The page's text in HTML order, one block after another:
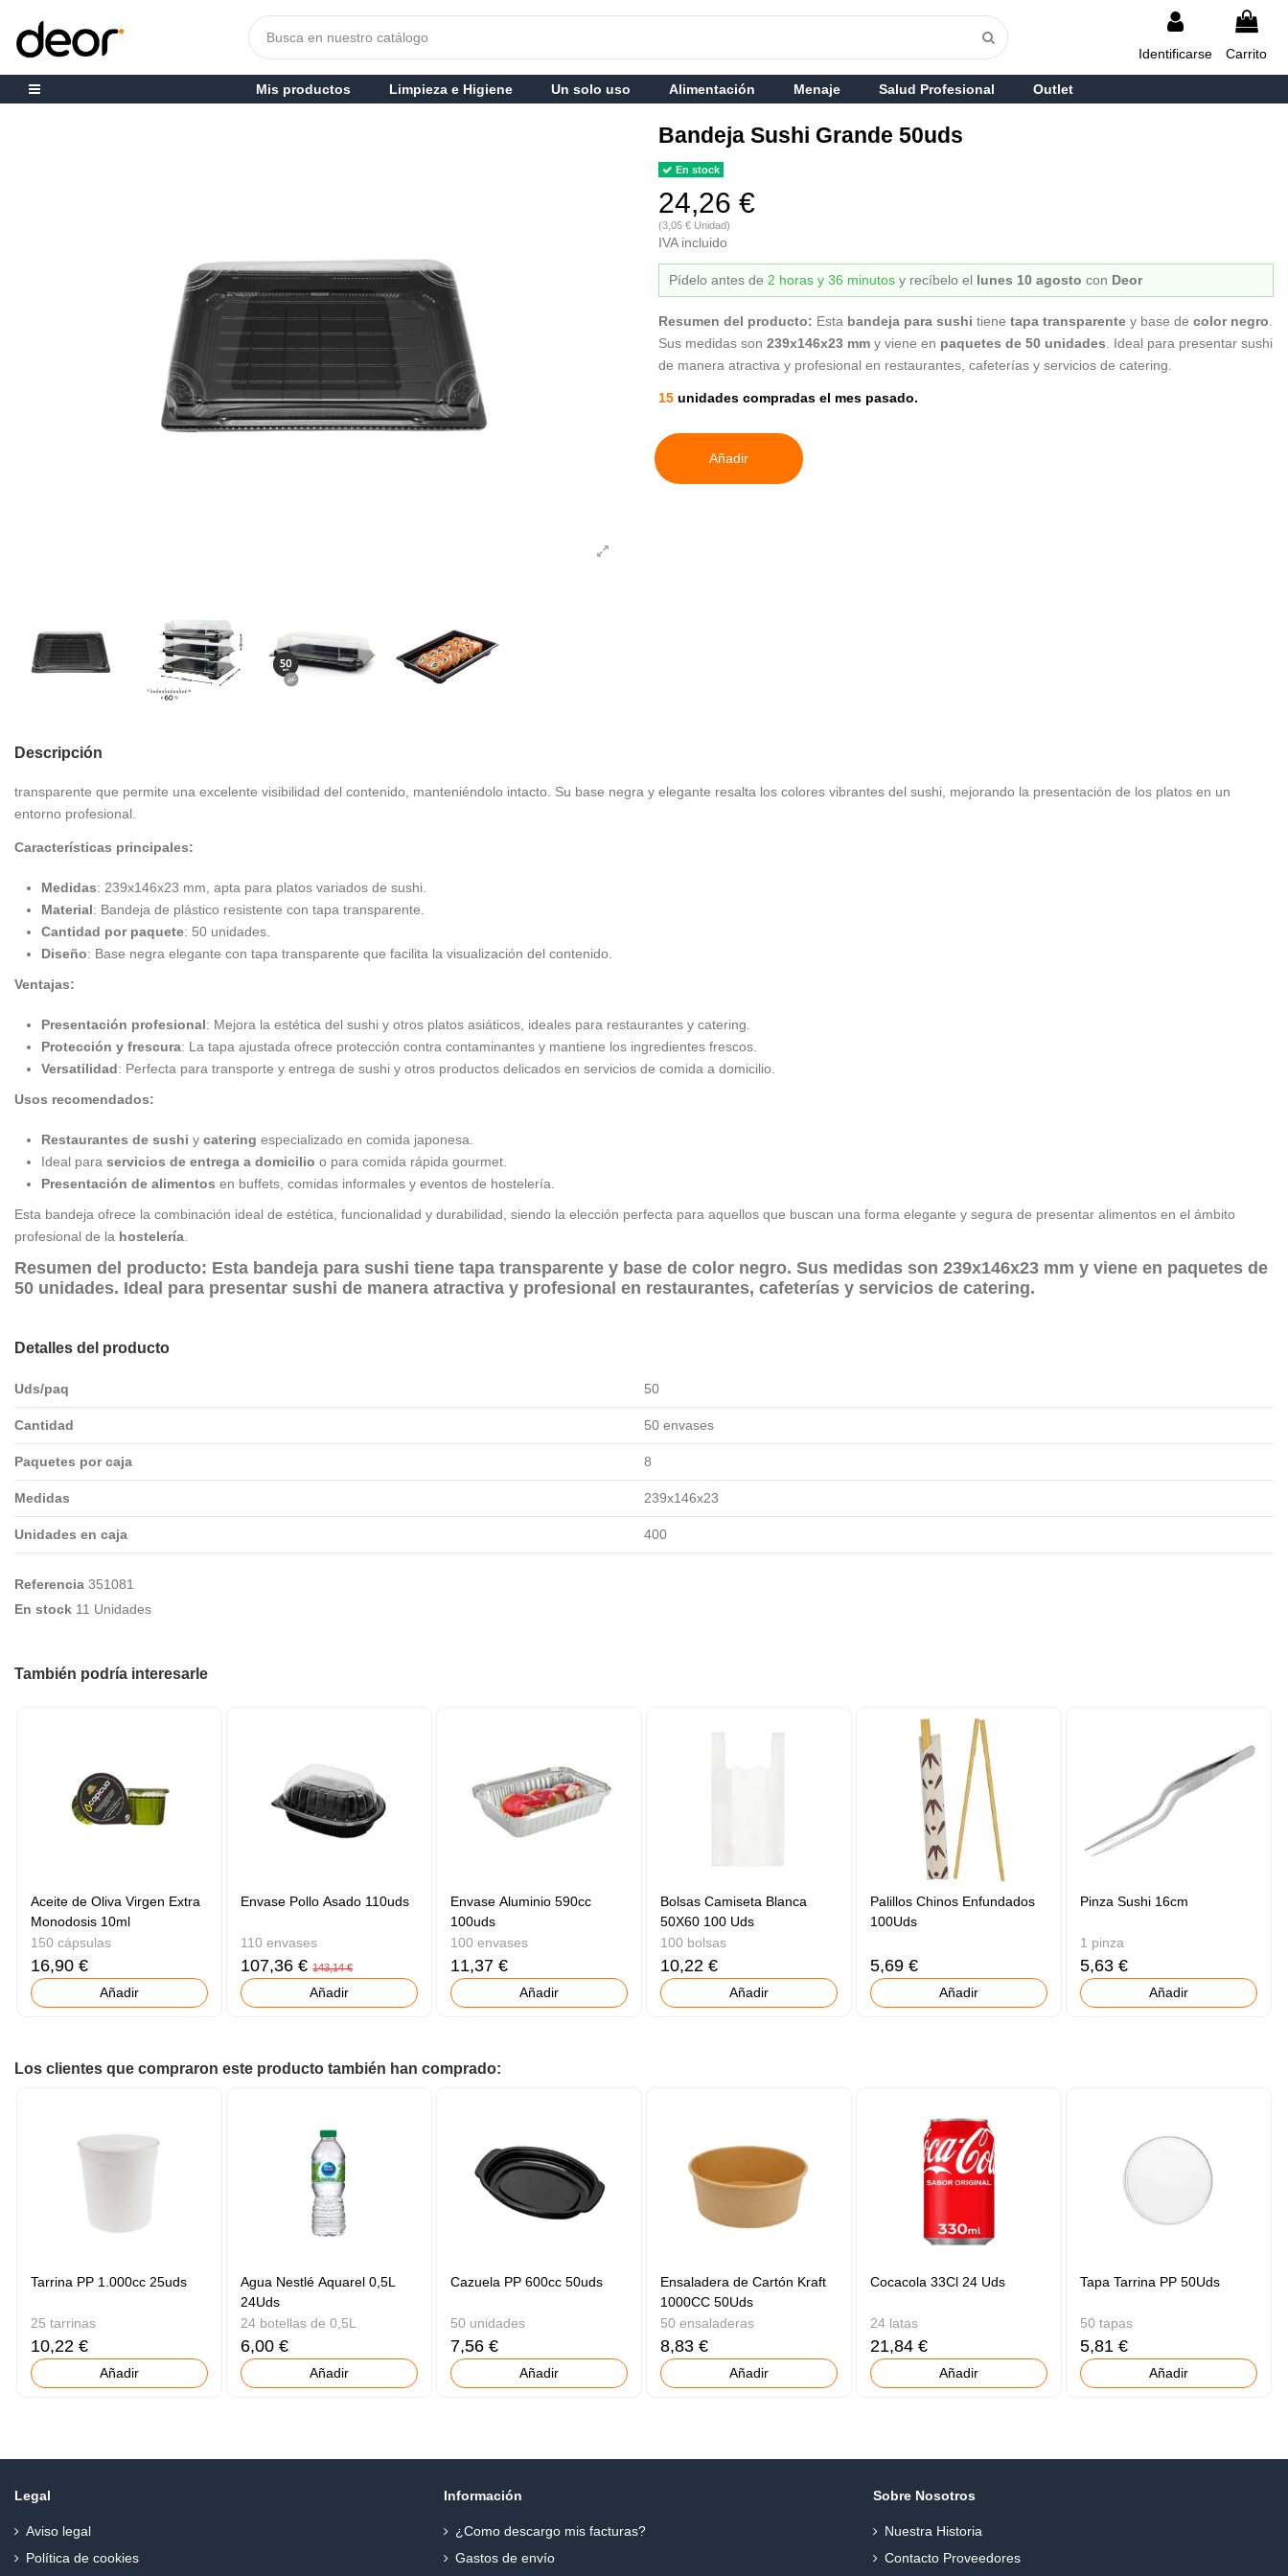
Identificarse Carrito
Mis productos Limpieza e Higiene Un solo uso Alimentación Menaje Salud Profesional Outlet
Bandeja Sushi Grande 50uds
En stock
24,26 €
(3,05 € Unidad)
IVA incluido
Pídelo antes de 2 horas y 36 minutos y recíbelo el lunes 10 agosto con Deor
Resumen del producto: Esta bandeja para sushi tiene tapa transparente y base de color negro
Sus medidas son 239x146x23 mm y viene en paquetes de 50 unidades . Ideal para presentar sushi
de manera atractiva y profesional en restaurantes, cafeterías y servicios de catering.
15 unidades compradas el mes pasado.
Añadir
Descripción
transparente que permite una excelente visibilidad del contenido, manteniéndolo intacto. Su base negra y elegante resalta los colores vibrantes del sushi, mejorando la presentación de los platos en un
entorno profesional.
Características principales:
Medidas: 239x146x23 mm, apta para platos variados de sushi.
Material: Bandeja de plástico resistente con tapa transparente.
Cantidad por paquete: 50 unidades.
Diseño: Base negra elegante con tapa transparente que facilita la visualización del contenido.
Ventajas:
Presentación profesional: Mejora la estética del sushi y otros platos asiáticos, ideales para restaurantes y catering.
Protección y frescura: La tapa ajustada ofrece protección contra contaminantes y mantiene los ingredientes frescos.
Versatilidad: Perfecta para transporte y entrega de sushi y otros productos delicados en servicios de comida a domicilio.
Usos recomendados:
Restaurantes de sushi y catering especializado en comida japonesa.
Ideal para servicios de entrega a domicilio o para comida rápida gourmet.
Presentación de alimentos en buffets, comidas informales y eventos de hostelería.
Esta bandeja ofrece la combinación ideal de estética, funcionalidad y durabilidad, siendo la elección perfecta para aquellos que buscan una forma elegante y segura de presentar alimentos en el ámbito
profesional de la hostelería
Resumen del producto: Esta bandeja para sushi tiene tapa transparente y base de color negro. Sus medidas son 239x146x23 mm y viene en paquetes de
50 unidades. Ideal para presentar sushi de manera atractiva y profesional en restaurantes, cafeterías y servicios de catering.
Detalles del producto
Uds/paq 50
Cantidad 50 envases
Paquetes por caja 8
Medidas 239x146x23
Unidades en caja 400
Referencia 351081
En stock 11 Unidades
También podría interesarle
Aceite de Oliva Virgen Extra
Monodosis 10ml
150 cápsulas
16,90 €
Añadir
Envase Pollo Asado 110uds
110 envases
107,36 €143,14 €
Añadir
Envase Aluminio 590cc
100uds
100 envases
11,37 €
Añadir
Bolsas Camiseta Blanca
50X60 100 Uds
100 bolsas
10,22 €
Añadir
Palillos Chinos Enfundados
100Uds
5,69 €
Añadir
Pinza Sushi 16cm
1 pinza
5,63 €
Añadir
Los clientes que compraron este producto también han comprado:
Tarrina PP 1.000cc 25uds
25 tarrinas
10,22 €
Añadir
Agua Nestlé Aquarel 0,5L
24Uds
24 botellas de 0,5L
6,00 €
Añadir
Cazuela PP 600cc 50uds
50 unidades
7,56 €
Añadir
Ensaladera de Cartón Kraft
1000CC 50Uds
50 ensaladeras
8,83 €
Añadir
Cocacola 33Cl 24 Uds
24 latas
21,84 €
Añadir
Tapa Tarrina PP 50Uds
50 tapas
5,81 €
Añadir
Legal
Aviso legal
Política de cookies
Información
¿Como descargo mis facturas?
Gastos de envío
Sobre Nosotros
Nuestra Historia
Contacto Proveedores